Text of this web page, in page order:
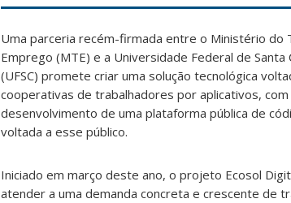
Uma parceria recém-firmada entre o Ministério do
Emprego (MTE) e a Universidade Federal de Santa
(UFSC) promete criar uma solução tecnológica
cooperativas de trabalhadores por aplicativos, com
desenvolvimento de uma plataforma pública de
voltada a esse público.
Iniciado em março deste ano, o projeto Ecosol
atender a uma demanda concreta e crescente de